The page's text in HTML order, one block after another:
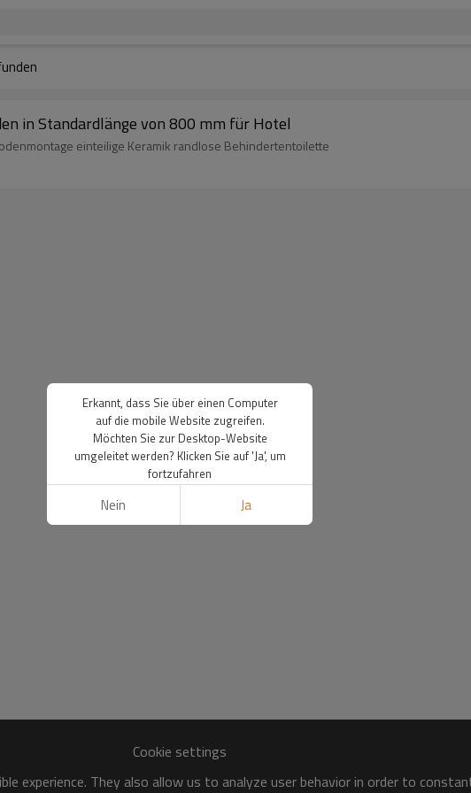
in Standardlänge von 800 mm für Hotel
einteilige Keramik randlose Behindertentoilette
Cookie settings
experience. They also allow us to analyze user behavior in order to
Erkannt, dass Sie über einen Computer
auf die mobile Website zugreifen.
Möchten Sie zur Desktop-Website
umgeleitet werden? Klicken Sie auf 'Ja', um
fortzufahren
Nein Ja